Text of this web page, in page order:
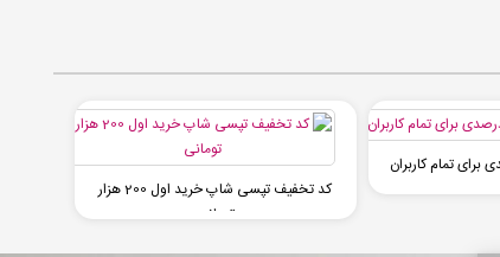
کد تخفیف تپسی شاپ خرید اول 200 هزار
تومانی